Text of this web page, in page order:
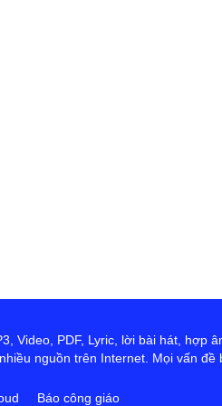
Video, PDF, Lyric, lời bài hát, hợp
nguồn trên Internet. Mọi vấn
Báo công giáo